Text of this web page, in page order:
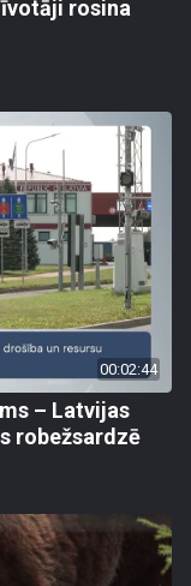
rosina
00:02:44
– Latvijas
robežsardzē